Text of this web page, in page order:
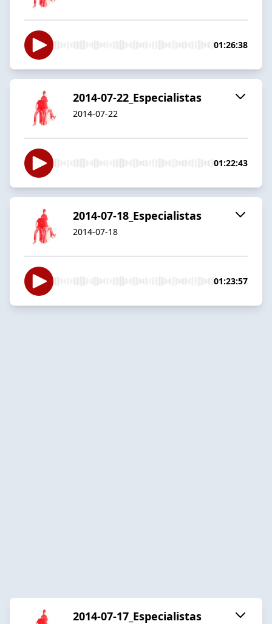
01:26:38
2014-07-22_Especialistas
2014-07-22
01:22:43
2014-07-18_Especialistas
2014-07-18
01:23:57
2014-07-17_Especialistas